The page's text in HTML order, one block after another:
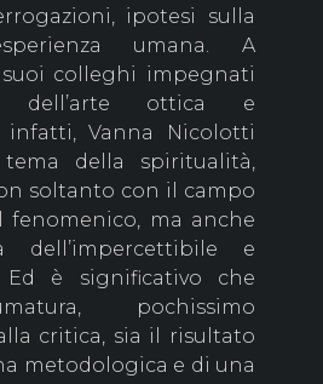
ipotesi sulla
umana. A
colleghi impegnati
dell’arte ottica e
infatti, Vanna Nicolotti
della spiritualità,
soltanto con il campo
fenomenico, ma anche
e
Ed è significativo che
pochissimo
critica, sia il risultato
metodologica e di una